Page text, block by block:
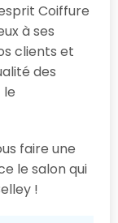
Coiffure
à ses
clients et
des
le
faire une
le salon qui
!